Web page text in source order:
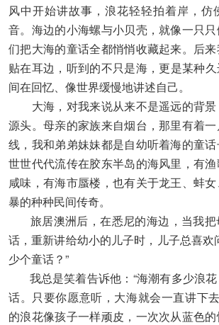
风中开始讲故事，浪花轻轻拍着岸，仿
音。海边的小海螺与小贝壳，就像一只
们把大海的童话全都悄悄收藏起来。后
贴在耳边，听到的不只是海，更是某种
间在回忆、像世界缓慢地讲述自己。
大海，对我来说从来不是遥远的背景
源头。母亲的家族来自烟台，那里有着
线，我和弟弟妹妹都是自幼听着海的童话
世世代代流传在胶东半岛的海风里，有
咸味，有海市蜃楼，也有关于龙王、蚌
暴的种种民间传奇。
旅居澳洲后，在悉尼的海边，当我把
话，重新讲给幼小的儿子时，儿子总喜欢
少个童话？”
我总是笑着告诉他：“海潮有多少浪花
话。只要你愿意听，大海就会一直讲下
的浪花像孩子一样顽皮，一次次从蓝色